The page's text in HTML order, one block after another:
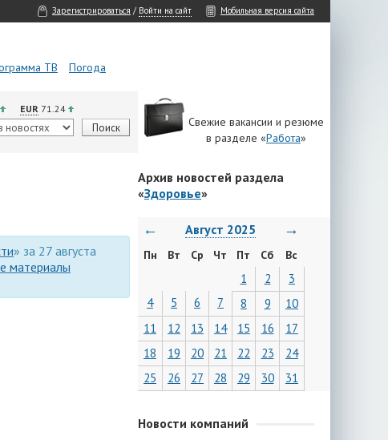
Зарегистрироваться / Войти на сайт Мобильная версия сайта
ТВ Погода
EUR 71.24
Свежие вакансии и резюме
в разделе «Работа»
» за 27 августа
материалы
Архив новостей раздела
«Здоровье»
← Август 2025 →
Пн Вт Ср Чт Пт Сб Вс
1 2
3
4
5 6 7 8 9
10
11
12 13 14 15 16
17
18
19 20 21 22 23
24
25
26 27 28 29 30 31
Новости компаний